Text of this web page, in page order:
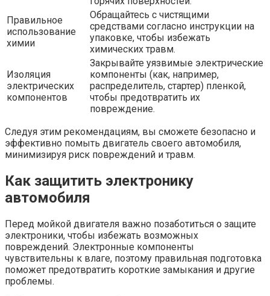
Правильное
использование
химии
Обращайтесь с чистящими
средствами согласно инструкции на
упаковке, чтобы избежать
химических травм.
Изоляция
электрических
компонентов
Закрывайте уязвимые электрические
компоненты (как, например,
распределитель, стартер) пленкой,
чтобы предотвратить их
повреждение.
Следуя этим рекомендациям, вы сможете безопасно и
эффективно помыть двигатель своего автомобиля,
минимизируя риск повреждений и травм.
Как защитить электронику
автомобиля
Перед мойкой двигателя важно позаботиться о защите
электроники, чтобы избежать возможных
повреждений. Электронные компоненты
чувствительны к влаге, поэтому правильная подготовка
поможет предотвратить короткие замыкания и другие
проблемы.